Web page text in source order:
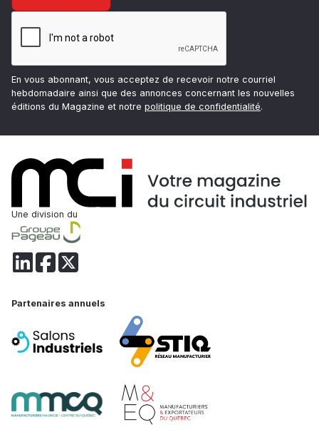
En vous abonnant, vous acceptez de recevoir notre courriel
hebdomadaire ainsi que des annonces concernant les nouvelles
éditions du Magazine et notre politique de confidentialité.
Une division du
Partenaires annuels